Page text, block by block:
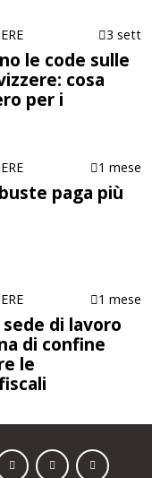
3 sett
le code sulle
cosa
per i
1 mese
paga più
1 mese
di lavoro
di confine
le